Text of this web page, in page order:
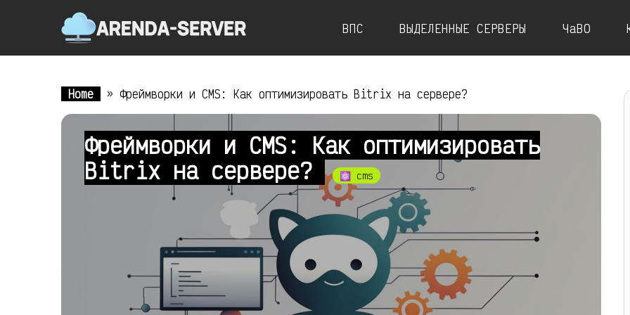
ВПС ВЫДЕЛЕННЫЕ СЕРВЕРЫ ЧаВО
Home » Фреймворки и CMS: Как оптимизировать Bitrix на сервере?
Фреймворки и CMS: Как оптимизировать
Bitrix на сервере?
⚛ cms